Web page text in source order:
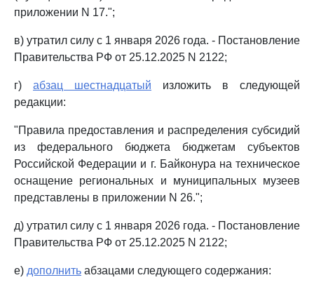
приложении N 17.";
в) утратил силу с 1 января 2026 года. - Постановление
Правительства РФ от 25.12.2025 N 2122;
г) абзац шестнадцатый изложить в следующей
редакции:
"Правила предоставления и распределения субсидий
из федерального бюджета бюджетам субъектов
Российской Федерации и г. Байконура на техническое
оснащение региональных и муниципальных музеев
представлены в приложении N 26.";
д) утратил силу с 1 января 2026 года. - Постановление
Правительства РФ от 25.12.2025 N 2122;
е) дополнить абзацами следующего содержания: